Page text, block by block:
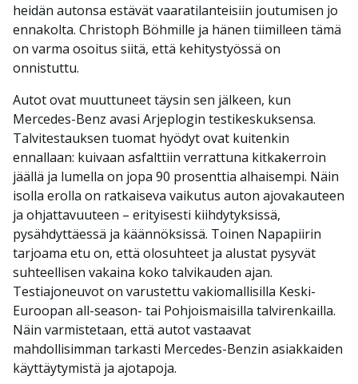
heidän autonsa estävät vaaratilanteisiin joutumisen jo
ennakolta. Christoph Böhmille ja hänen tiimilleen tämä
on varma osoitus siitä, että kehitystyössä on
onnistuttu.
Autot ovat muuttuneet täysin sen jälkeen, kun
Mercedes-Benz avasi Arjeplogin testikeskuksensa.
Talvitestauksen tuomat hyödyt ovat kuitenkin
ennallaan: kuivaan asfalttiin verrattuna kitkakerroin
jäällä ja lumella on jopa 90 prosenttia alhaisempi. Näin
isolla erolla on ratkaiseva vaikutus auton ajovakauteen
ja ohjattavuuteen – erityisesti kiihdytyksissä,
pysähdyttäessä ja käännöksissä. Toinen Napapiirin
tarjoama etu on, että olosuhteet ja alustat pysyvät
suhteellisen vakaina koko talvikauden ajan.
Testiajoneuvot on varustettu vakiomallisilla Keski-
Euroopan all-season- tai Pohjoismaisilla talvirenkailla.
Näin varmistetaan, että autot vastaavat
mahdollisimman tarkasti Mercedes-Benzin asiakkaiden
käyttäytymistä ja ajotapoja.